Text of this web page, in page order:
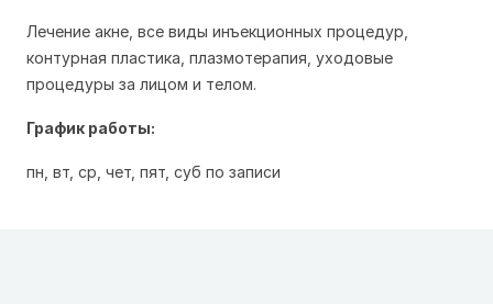
Лечение акне, все виды инъекционных процедур,
контурная пластика, плазмотерапия, уходовые
процедуры за лицом и телом.
График работы:
пн, вт, ср, чет, пят, суб по записи